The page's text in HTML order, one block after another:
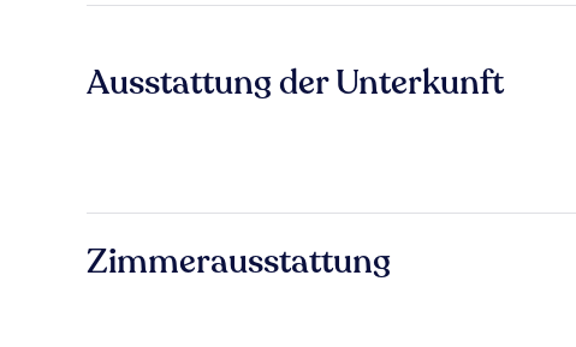
Ausstattung der Unterkunft
Zimmerausstattung